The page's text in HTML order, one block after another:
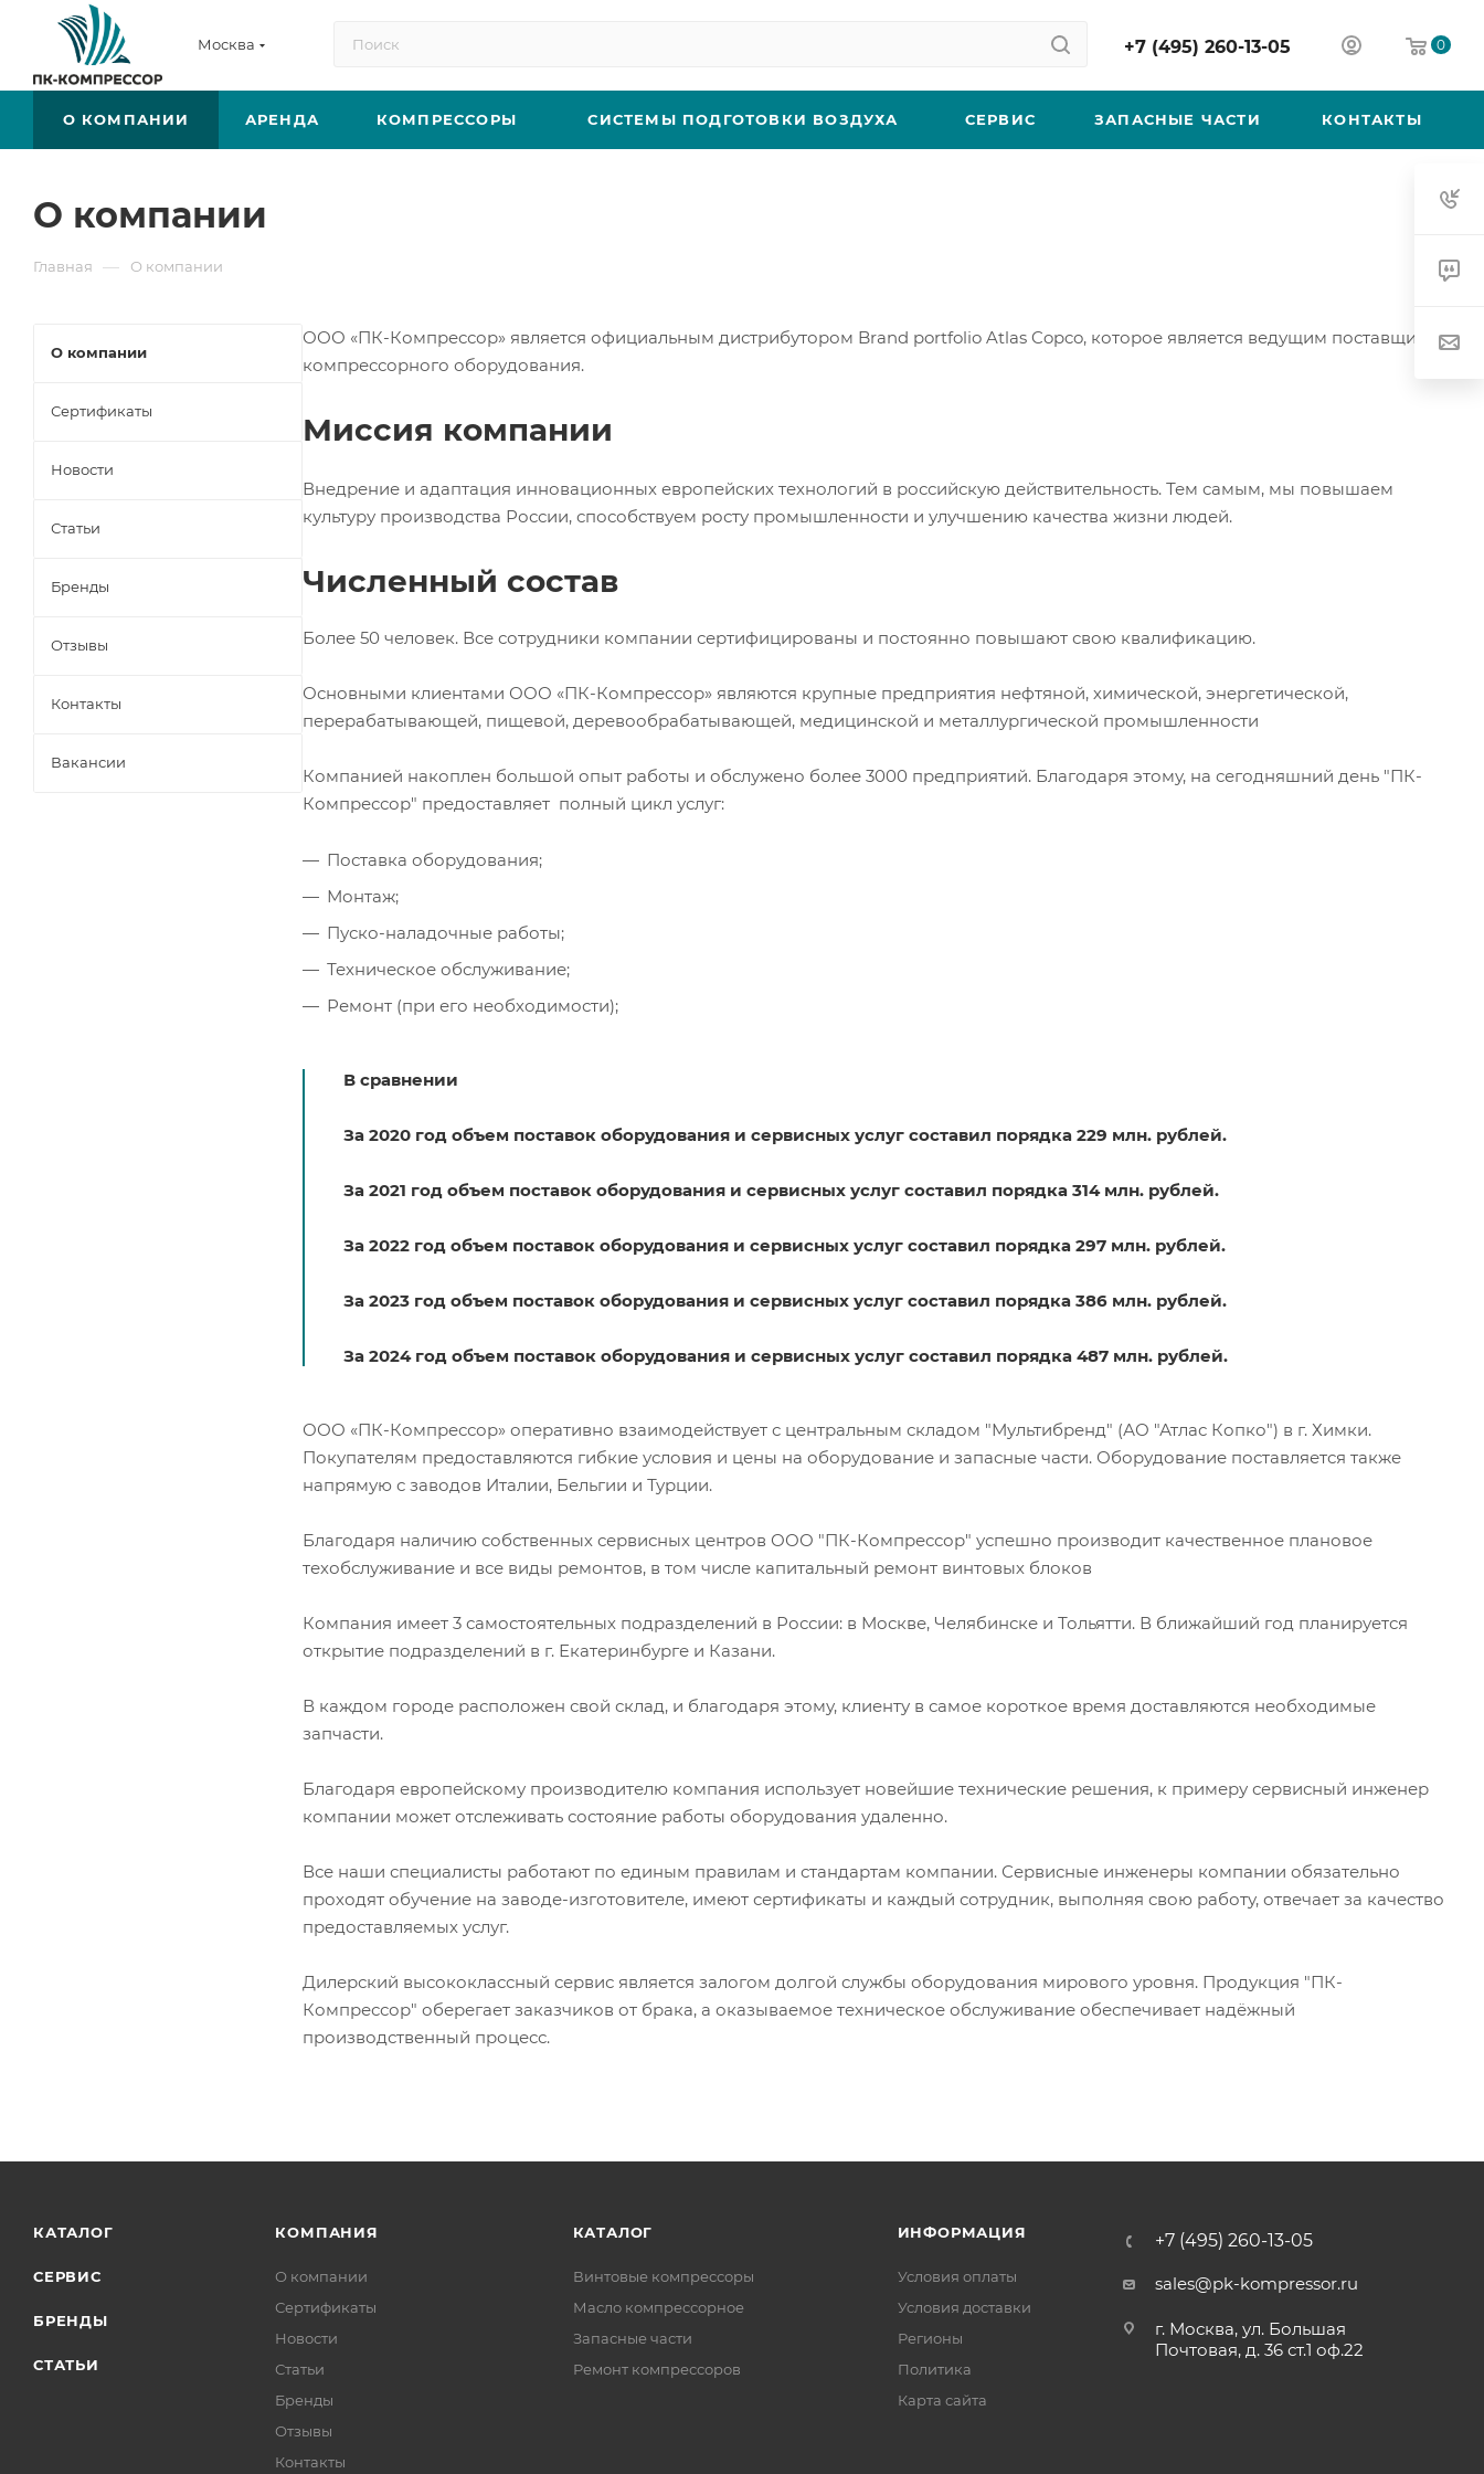
Москва +7 (495) 260-13-05 0
О КОМПАНИИ АРЕНДА КОМПРЕССОРЫ СИСТЕМЫ ПОДГОТОВКИ ВОЗДУХА СЕРВИС ЗАПАСНЫЕ ЧАСТИ КОНТАКТЫ
О компании
Главная — О компании
ООО «ПК-Компрессор» является официальным дистрибутором Brand portfolio Atlas Copco, которое является ведущим поставщиком
компрессорного оборудования.
Миссия компании
Внедрение и адаптация инновационных европейских технологий в российскую действительность. Тем самым, мы повышаем
культуру производства России, способствуем росту промышленности и улучшению качества жизни людей.
Численный состав
Более 50 человек. Все сотрудники компании сертифицированы и постоянно повышают свою квалификацию.
Основными клиентами ООО «ПК-Компрессор» являются крупные предприятия нефтяной, химической, энергетической,
перерабатывающей, пищевой, деревообрабатывающей, медицинской и металлургической промышленности
Компанией накоплен большой опыт работы и обслужено более 3000 предприятий. Благодаря этому, на сегодняшний день "ПК-
Компрессор" предоставляет полный цикл услуг:
Поставка оборудования;
Монтаж;
Пуско-наладочные работы;
Техническое обслуживание;
Ремонт (при его необходимости);
В сравнении
За 2020 год объем поставок оборудования и сервисных услуг составил порядка 229 млн. рублей.
За 2021 год объем поставок оборудования и сервисных услуг составил порядка 314 млн. рублей.
За 2022 год объем поставок оборудования и сервисных услуг составил порядка 297 млн. рублей.
За 2023 год объем поставок оборудования и сервисных услуг составил порядка 386 млн. рублей.
За 2024 год объем поставок оборудования и сервисных услуг составил порядка 487 млн. рублей.
ООО «ПК-Компрессор» оперативно взаимодействует с центральным складом "Мультибренд" (АО "Атлас Копко") в г. Химки.
Покупателям предоставляются гибкие условия и цены на оборудование и запасные части. Оборудование поставляется также
напрямую с заводов Италии, Бельгии и Турции.
Благодаря наличию собственных сервисных центров ООО "ПК-Компрессор" успешно производит качественное плановое
техобслуживание и все виды ремонтов, в том числе капитальный ремонт винтовых блоков
Компания имеет 3 самостоятельных подразделений в России: в Москве, Челябинске и Тольятти. В ближайший год планируется
открытие подразделений в г. Екатеринбурге и Казани.
В каждом городе расположен свой склад, и благодаря этому, клиенту в самое короткое время доставляются необходимые
запчасти.
Благодаря европейскому производителю компания использует новейшие технические решения, к примеру сервисный инженер
компании может отслеживать состояние работы оборудования удаленно.
Все наши специалисты работают по единым правилам и стандартам компании. Сервисные инженеры компании обязательно
проходят обучение на заводе-изготовителе, имеют сертификаты и каждый сотрудник, выполняя свою работу, отвечает за качество
предоставляемых услуг.
Дилерский высококлассный сервис является залогом долгой службы оборудования мирового уровня. Продукция "ПК-
Компрессор" оберегает заказчиков от брака, а оказываемое техническое обслуживание обеспечивает надёжный
производственный процесс.
О компании
Сертификаты
Новости
Статьи
Бренды
Отзывы
Контакты
Вакансии
КАТАЛОГ
СЕРВИС
БРЕНДЫ
СТАТЬИ
КОМПАНИЯ
О компании
Сертификаты
Новости
Статьи
Бренды
Отзывы
Контакты
КАТАЛОГ
Винтовые компрессоры
Масло компрессорное
Запасные части
Ремонт компрессоров
ИНФОРМАЦИЯ
Условия оплаты
Условия доставки
Регионы
Политика
Карта сайта
+7 (495) 260-13-05
sales@pk-kompressor.ru
г. Москва, ул. Большая
Почтовая, д. 36 ст.1 оф.22